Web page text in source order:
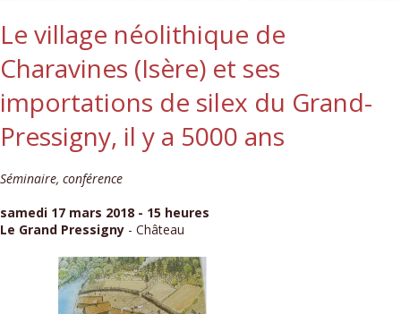
Le village néolithique de
Charavines (Isère) et ses
importations de silex du Grand-
Pressigny, il y a 5000 ans
Séminaire, conférence
samedi 17 mars 2018 - 15 heures
Le Grand Pressigny - Château